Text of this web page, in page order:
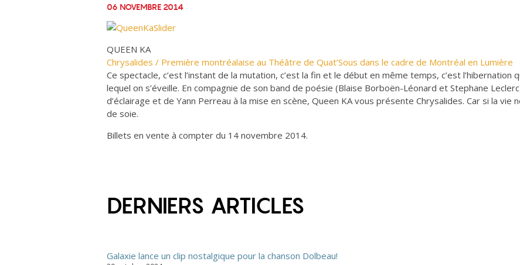
06 NOVEMBRE 2014
QUEEN KA
Chrysalides / Première montréalaise au Théâtre de Quat’Sous dans le cadre de Montréal en Lumière
Ce spectacle, c’est l’instant de la mutation, c’est la fin et le début en même temps, c’est l’hibernation
lequel on s’éveille. En compagnie de son band de poésie (Blaise Borboën-Léonard et Stephane
d’éclairage et de Yann Perreau à la mise en scène, Queen KA vous présente Chrysalides. Car si la vie
de soie.
Billets en vente à compter du 14 novembre 2014.
DERNIERS ARTICLES
Galaxie lance un clip nostalgique pour la chanson Dolbeau!